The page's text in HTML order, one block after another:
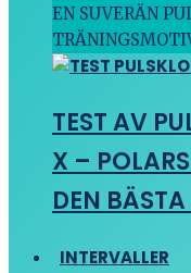
EN SUVERÄN
TEST AV
X –
DEN
INTERVALLER